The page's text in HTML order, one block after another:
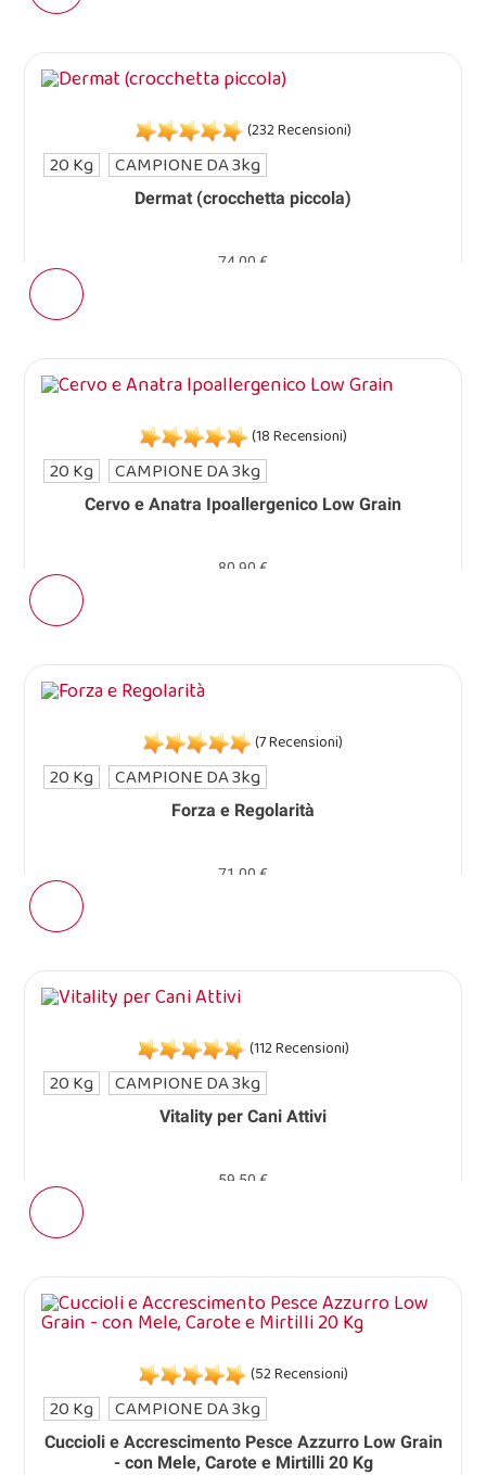
Dermat (crocchetta piccola)
(232 Recensioni)
74,00 €
20 Kg CAMPIONE DA 3kg
Cervo e Anatra Ipoallergenico Low Grain
(18 Recensioni)
80,90 €
20 Kg CAMPIONE DA 3kg
Forza e Regolarità
(7 Recensioni)
71,00 €
20 Kg CAMPIONE DA 3kg
Vitality per Cani Attivi
(112 Recensioni)
59,50 €
20 Kg CAMPIONE DA 3kg
Cuccioli e Accrescimento Pesce Azzurro Low Grain
- con Mele, Carote e Mirtilli 20 Kg
(52 Recensioni)
20 Kg CAMPIONE DA 3kg